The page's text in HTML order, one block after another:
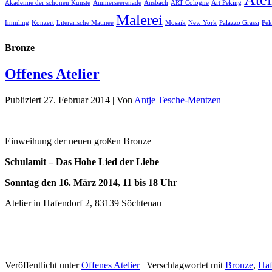
Akademie der schönen Künste Ammerseerenade Ansbach ART Cologne Art Peking
Immling Konzert Literarische Matinee Malerei Mosaik New York Palazzo Grassi
Bronze
Offenes Atelier
Publiziert 27. Februar 2014 | Von Antje Tesche-Mentzen
Einweihung der neuen großen Bronze
Schulamit – Das Hohe Lied der Liebe
Sonntag den 16. März 2014, 11 bis 18 Uhr
Atelier in Hafendorf 2, 83139 Söchtenau
Veröffentlicht unter Offenes Atelier| Verschlagwortet mit Bronze,